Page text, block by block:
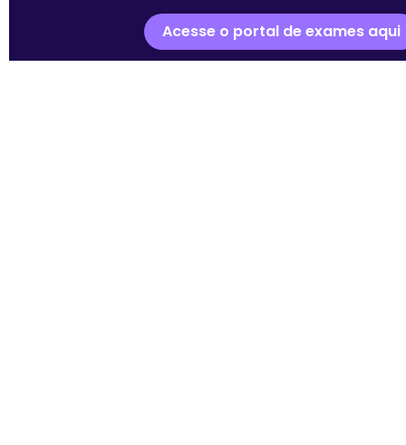
Acesse o portal de exames aqui